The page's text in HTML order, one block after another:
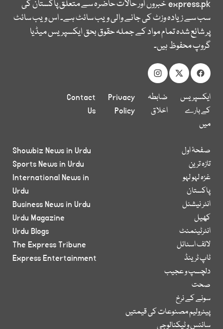
express.pkخبروں اور حالات حاضرہ سے متعلق پاکستان کی
سب سے زیادہ وزٹ کی جانے والی ویب سائٹ ہے۔ اس ویب سائٹ
پر شائع شدہ تمام مواد کے جملہ حقوق بحق ایکسپریس میڈیا
گروپ محفوظ ہیں۔
ایکسپریس
کے بارے
میں
ضابطہ
اخلاق
Privacy
Policy
Contact
Us
صفحۂ اول
تازہ ترین
غزہ لہو لہو
پاکستان
انٹر نیشنل
کھیل
انٹرٹینمنٹ
لائف اسٹائل
ٹاپ ٹرینڈ
دلچسپ و عجیب
صحت
سونے کے نرخ
پیٹرولیم مصنوعات کی قیمتیں
سائنس و ٹیکنالوجی
Showbiz News in Urdu
Sports News in Urdu
International News in
Urdu
Business News in Urdu
Urdu Magazine
Urdu Blogs
The Express Tribune
Express Entertainment